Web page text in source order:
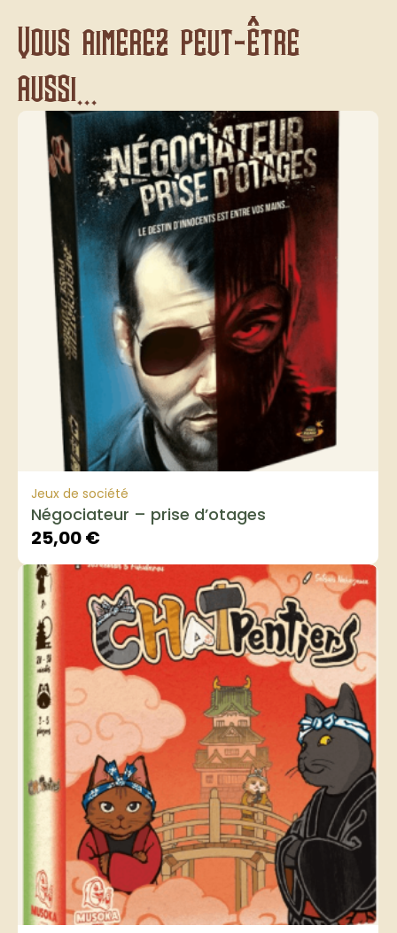
Vous aimerez peut-être
aussi...
Jeux de société
Négociateur – prise d’otages
25,00€